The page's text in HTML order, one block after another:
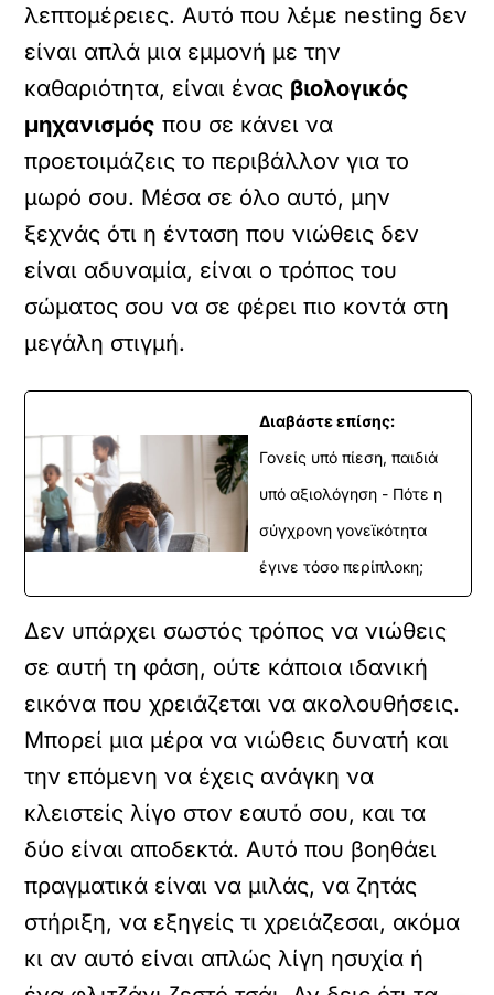
λεπτομέρειες. Αυτό που λέμε nesting δεν
είναι απλά μια εμμονή με την
καθαριότητα, είναι ένας βιολογικός
μηχανισμός που σε κάνει να
προετοιμάζεις το περιβάλλον για το
μωρό σου. Μέσα σε όλο αυτό, μην
ξεχνάς ότι η ένταση που νιώθεις δεν
είναι αδυναμία, είναι ο τρόπος του
σώματος σου να σε φέρει πιο κοντά στη
μεγάλη στιγμή.
Διαβάστε επίσης:
Γονείς υπό πίεση, παιδιά
υπό αξιολόγηση - Πότε η
σύγχρονη γονεϊκότητα
έγινε τόσο περίπλοκη;
Δεν υπάρχει σωστός τρόπος να νιώθεις
σε αυτή τη φάση, ούτε κάποια ιδανική
εικόνα που χρειάζεται να ακολουθήσεις.
Μπορεί μια μέρα να νιώθεις δυνατή και
την επόμενη να έχεις ανάγκη να
κλειστείς λίγο στον εαυτό σου, και τα
δύο είναι αποδεκτά. Αυτό που βοηθάει
πραγματικά είναι να μιλάς, να ζητάς
στήριξη, να εξηγείς τι χρειάζεσαι, ακόμα
κι αν αυτό είναι απλώς λίγη ησυχία ή